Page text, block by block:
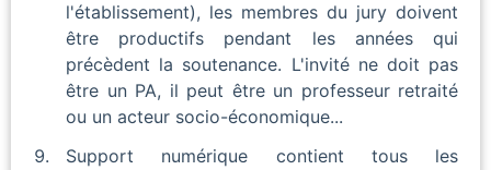
l'établissement), les membres du jury doivent
être productifs pendant les années qui
précèdent la soutenance. L'invité ne doit pas
être un PA, il peut être un professeur retraité
ou un acteur socio-économique...
Support numérique contient tous les